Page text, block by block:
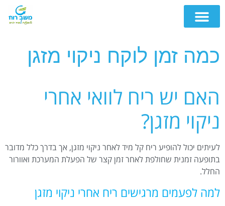
כמה זמן לוקח ניקוי מזגן
האם יש ריח לוואי אחרי
ניקוי מזגן?
לעיתים יכול להופיע ריח קל מיד לאחר ניקוי מזגן, אך בדרך כלל מדובר
בתופעה זמנית שחולפת לאחר זמן קצר של הפעלת המערכת ואוורור
החלל.
למה לפעמים מרגישים ריח אחרי ניקוי מזגן